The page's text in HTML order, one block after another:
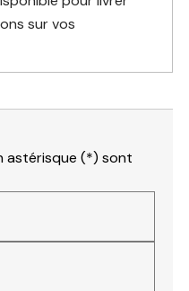
sur vos
astérisque (*) sont